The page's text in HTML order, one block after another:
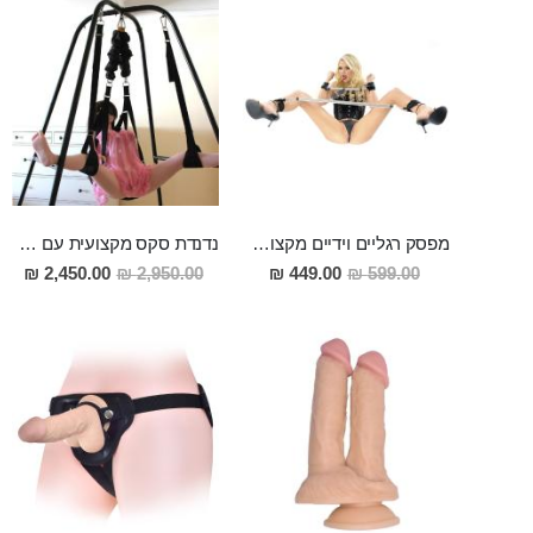
מפסק רגליים וידיים מקצועי עם 2 זוגות אזיקים וקולר למגוון תנוחות מפתות
599.00 ₪
מחיר
מבצע
449.00 ₪
נדנדת סקס מקצועית עם סטנד ממתכת "Fantasy Swing"
2,950.00 ₪
מחיר
מבצע
2,450.00 ₪